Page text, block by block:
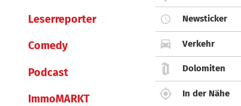
Leserreporter
Comedy
Podcast
ImmoMARKT
Newsticker
Verkehr
Dolomiten
In der Nähe